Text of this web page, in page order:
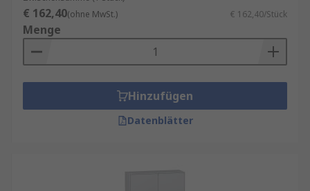
sich optimal in industrielle Infrastrukturen
integrieren.
Leergehäuse kaufen
Unser Sortiment enthält Qualitätsprodukte von
Schneider Electric
€ 162,40(ohne MwSt.) € 162,40/Stück
Menge
Hinzufügen
Datenblätter